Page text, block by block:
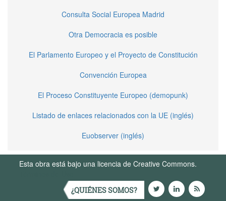
Consulta Social Europea Madrid
Otra Democracia es posible
El Parlamento Europeo y el Proyecto de Constitución
Convención Europea
El Proceso Constituyente Europeo (demopunk)
Listado de enlaces relacionados con la UE (inglés)
Euobserver (inglés)
Esta obra está bajo una licencia de Creative Commons.
¿QUIÉNES SOMOS?